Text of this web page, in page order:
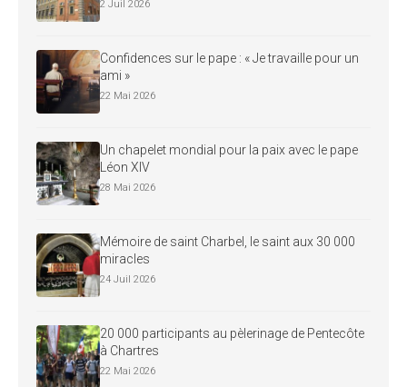
2 Juil 2026
Confidences sur le pape : « Je travaille pour un
ami »
22 Mai 2026
Un chapelet mondial pour la paix avec le pape
Léon XIV
28 Mai 2026
Mémoire de saint Charbel, le saint aux 30 000
miracles
24 Juil 2026
20 000 participants au pèlerinage de Pentecôte
à Chartres
22 Mai 2026